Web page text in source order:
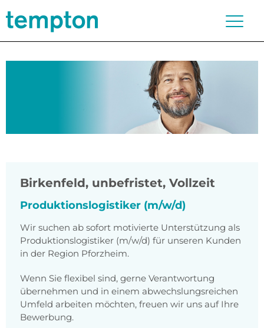
Birkenfeld, unbefristet, Vollzeit
Produktionslogistiker (m/w/d)
Wir suchen ab sofort motivierte Unterstützung als
Produktionslogistiker (m/w/d) für unseren Kunden
in der Region Pforzheim.
Wenn Sie flexibel sind, gerne Verantwortung
übernehmen und in einem abwechslungsreichen
Umfeld arbeiten möchten, freuen wir uns auf Ihre
Bewerbung.